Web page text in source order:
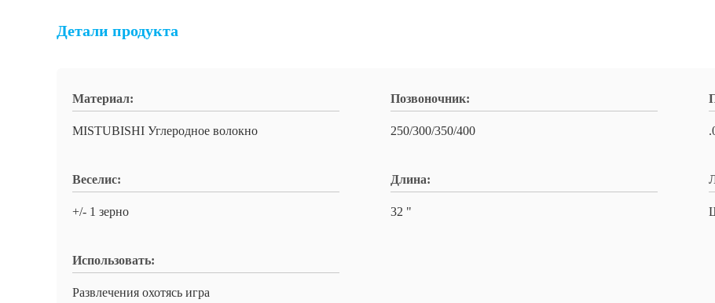
Детали продукта
Материал:
MISTUBISHI Углеродное волокно
Позвоночник:
250/300/350/400
Веселис:
+/- 1 зерно
Длина:
32 "
Использовать:
Развлечения охотясь игра